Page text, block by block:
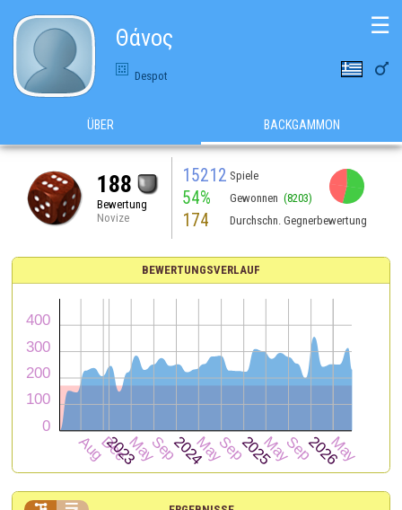
Θάνος
Despot 
☰
ÜBER BACKGAMMON
188
Bewertung
Novize
15212 Spiele
54% Gewonnen (8203)
174 Durchschn. Gegnerbewertung
BEWERTUNGSVERLAUF